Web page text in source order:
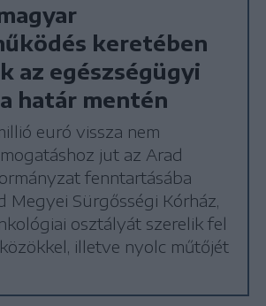
keretében
az egészségügyi
határ mentén
euró vissza nem
jut az Arad
fenntartásába
Megyei Sürgősségi Kórház,
osztályát szerelik fel
illetve nyolc műtőjét